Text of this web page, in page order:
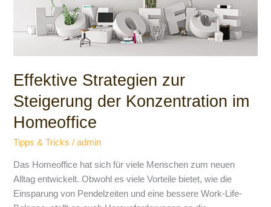
Effektive Strategien zur
Steigerung der Konzentration im
Homeoffice
Tipps & Tricks /admin
Das Homeoffice hat sich für viele Menschen zum neuen
Alltag entwickelt. Obwohl es viele Vorteile bietet, wie die
Einsparung von Pendelzeiten und eine bessere Work-Life-
Steigerung
der
Homeoffice